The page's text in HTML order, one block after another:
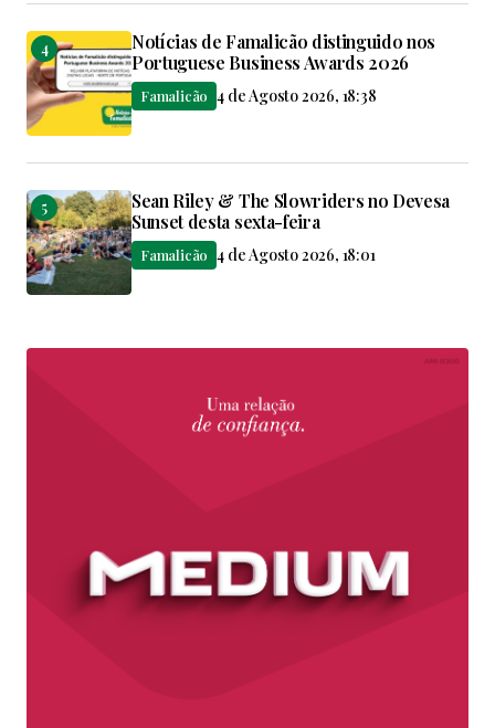
Notícias de Famalicão distinguido nos
Portuguese Business Awards 2026
Famalicão 4 de Agosto 2026, 18:38
Sean Riley & The Slowriders no Devesa
Sunset desta sexta-feira
Famalicão 4 de Agosto 2026, 18:01